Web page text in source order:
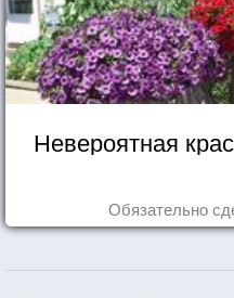
Невероятная
Обязательно